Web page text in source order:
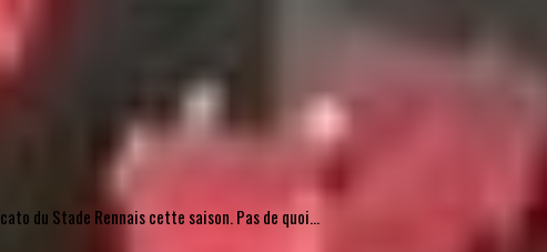
du Stade Rennais cette saison. Pas de quoi...